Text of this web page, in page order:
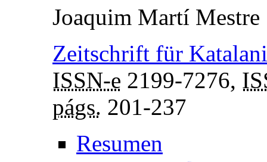
Joaquim Martí Mestre
Zeitschrift für
ISSN-e 2199-7276,
págs. 201-237
Resumen